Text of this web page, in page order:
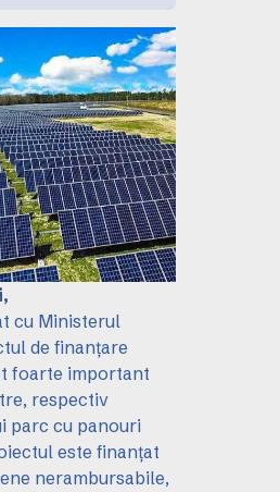
cu Ministerul
de finanțare
foarte important
respectiv
parc cu panouri
este finanțat
nerambursabile,